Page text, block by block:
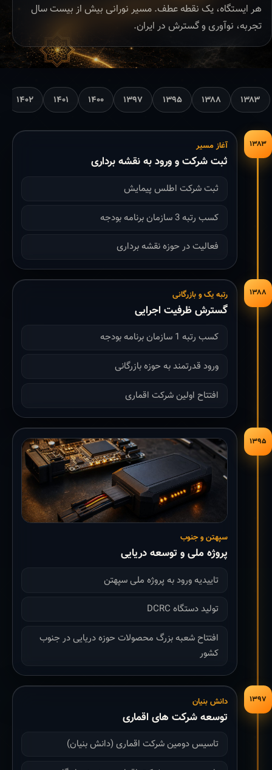
هر ایستگاه، یک نقطه عطف. مسیر نورانی بیش از بیست سال
تجربه، نوآوری و گسترش در ایران.
۱۳۸۳ ۱۳۸۸ ۱۳۹۵ ۱۳۹۷ ۱۴۰۰ ۱۴۰۱ ۱۴۰۲
۱۳۸۳ آغاز مسیر
ثبت شرکت و ورود به نقشه برداری
ثبت شرکت اطلس پیمایش
کسب رتبه 3 سازمان برنامه بودجه
فعالیت در حوزه نقشه برداری
۱۳۸۸ رتبه یک و بازرگانی
گسترش ظرفیت اجرایی
کسب رتبه 1 سازمان برنامه بودجه
ورود قدرتمند به حوزه بازرگانی
افتتاح اولین شرکت اقماری
۱۳۹۵
سپهتن و جنوب
پروژه ملی و توسعه دریایی
تاییدیه ورود به پروژه ملی سپهتن
تولید دستگاه DCRC
افتتاح شعبه بزرگ محصولات حوزه دریایی در جنوب
کشور
۱۳۹۷ دانش بنیان
توسعه شرکت های اقماری
تاسیس دومین شرکت اقماری (دانش بنیان)